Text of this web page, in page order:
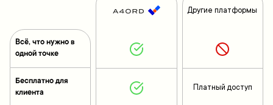
Всё, что нужно в
одной точке
Бесплатно для
клиента
Другие платформы
Платный доступ